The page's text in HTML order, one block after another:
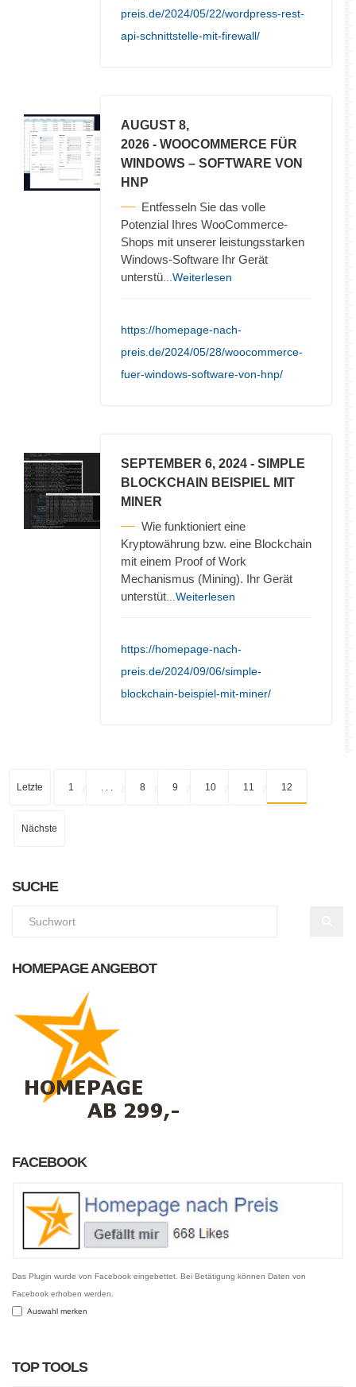
preis.de/2024/05/22/wordpress-rest-
api-schnittstelle-mit-firewall/
AUGUST 8,
2026 - WOOCOMMERCE FÜR
WINDOWS – SOFTWARE VON
HNP
Entfesseln Sie das volle
Potenzial Ihres WooCommerce-
Shops mit unserer leistungsstarken
Windows-Software Ihr Gerät
unterstü ...Weiterlesen
https://homepage-nach-
preis.de/2024/05/28/woocommerce-
fuer-windows-software-von-hnp/
SEPTEMBER 6, 2024 - SIMPLE
BLOCKCHAIN BEISPIEL MIT
MINER
Wie funktioniert eine
Kryptowährung bzw. eine Blockchain
mit einem Proof of Work
Mechanismus (Mining). Ihr Gerät
unterstüt ...Weiterlesen
https://homepage-nach-
preis.de/2024/09/06/simple-
blockchain-beispiel-mit-miner/
Letzte 1 8 9 10 11 12
Nächste
SUCHE
HOMEPAGE ANGEBOT
FACEBOOK
Das Plugin wurde von Facebook eingebettet. Bei Betätigung können Daten von
Facebook erhoben werden.
Auswahl merken
TOP TOOLS